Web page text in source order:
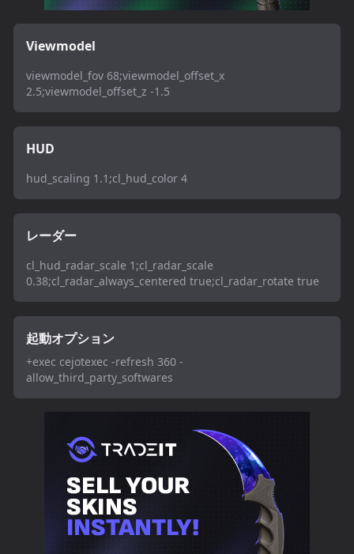
Viewmodel
viewmodel_fov 68;viewmodel_offset_x
2.5;viewmodel_offset_z -1.5
HUD
hud_scaling 1.1;cl_hud_color 4
レーダー
cl_hud_radar_scale 1;cl_radar_scale
0.38;cl_radar_always_centered true;cl_radar_rotate true
起動オプション
+exec cejotexec -refresh 360 -
allow_third_party_softwares